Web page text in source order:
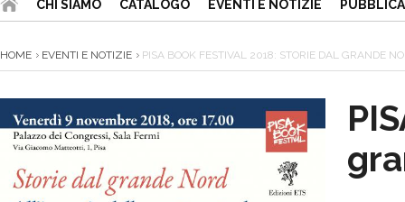
CHI SIAMO CATALOGO EVENTI E NOTIZIE
HOME EVENTI E NOTIZIE PISA BOOK FESTIVAL 2018: STORIE DAL GRANDE